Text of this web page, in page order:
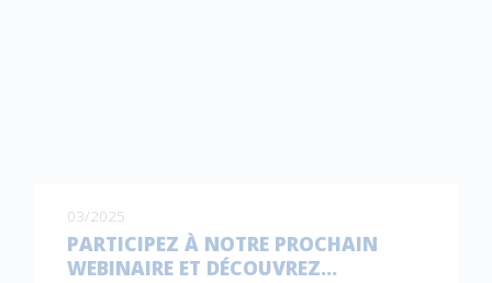
03/2025
PARTICIPEZ À NOTRE PROCHAIN
WEBINAIRE ET DÉCOUVREZ…